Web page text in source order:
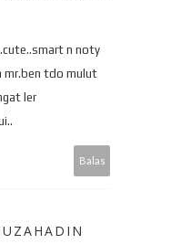
n noty
mr.ben tdo mulut
ler
Balas